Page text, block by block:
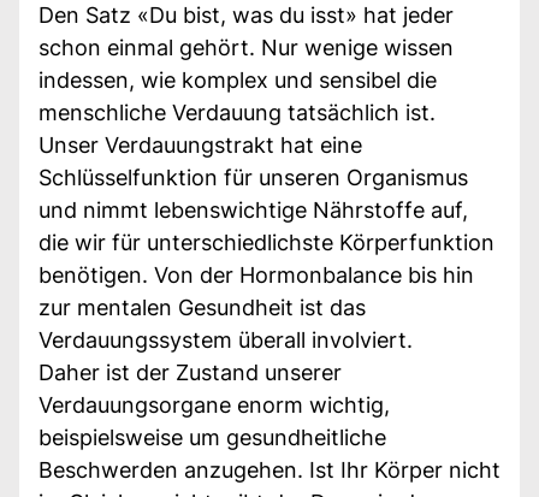
Den Satz «Du bist, was du isst» hat jeder
schon einmal gehört. Nur wenige wissen
indessen, wie komplex und sensibel die
menschliche Verdauung tatsächlich ist.
Unser Verdauungstrakt hat eine
Schlüsselfunktion für unseren Organismus
und nimmt lebenswichtige Nährstoffe auf,
die wir für unterschiedlichste Körperfunktion
benötigen. Von der Hormonbalance bis hin
zur mentalen Gesundheit ist das
Verdauungssystem überall involviert.
Daher ist der Zustand unserer
Verdauungsorgane enorm wichtig,
beispielsweise um gesundheitliche
Beschwerden anzugehen. Ist Ihr Körper nicht